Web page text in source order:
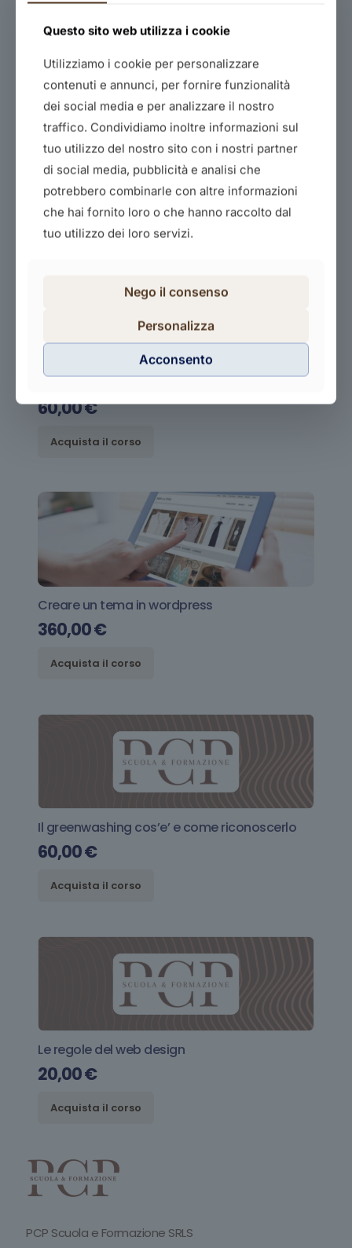
Il green nel mondo: esempi e casi pratici
40,00€
Acquista il corso
60,00€
Acquista il corso
Creare un tema in wordpress
360,00€
Acquista il corso
Il greenwashing cos’e’ e come riconoscerlo
60,00€
Acquista il corso
Le regole del web design
20,00€
Acquista il corso
PCP Scuola e Formazione SRLS
Questo sito web utilizza i cookie
Utilizziamo i cookie per personalizzare
contenuti e annunci, per fornire funzionalità
dei social media e per analizzare il nostro
traffico. Condividiamo inoltre informazioni sul
tuo utilizzo del nostro sito con i nostri partner
di social media, pubblicità e analisi che
potrebbero combinarle con altre informazioni
che hai fornito loro o che hanno raccolto dal
tuo utilizzo dei loro servizi.
Nego il consenso
Personalizza
Acconsento